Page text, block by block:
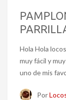
Hola Hola
muy fácil y
uno de mis
Por